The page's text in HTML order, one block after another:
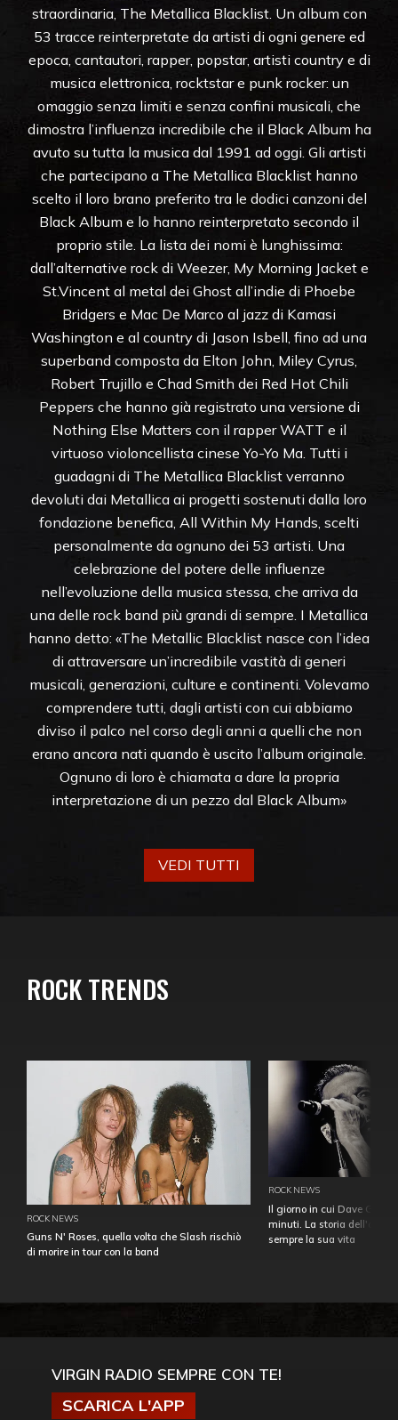
straordinaria, The Metallica Blacklist. Un album con
53 tracce reinterpretate da artisti di ogni genere ed
epoca, cantautori, rapper, popstar, artisti country e di
musica elettronica, rocktstar e punk rocker: un
omaggio senza limiti e senza confini musicali, che
dimostra l’influenza incredibile che il Black Album ha
avuto su tutta la musica dal 1991 ad oggi. Gli artisti
che partecipano a The Metallica Blacklist hanno
scelto il loro brano preferito tra le dodici canzoni del
Black Album e lo hanno reinterpretato secondo il
proprio stile. La lista dei nomi è lunghissima:
dall’alternative rock di Weezer, My Morning Jacket e
St.Vincent al metal dei Ghost all’indie di Phoebe
Bridgers e Mac De Marco al jazz di Kamasi
Washington e al country di Jason Isbell, fino ad una
superband composta da Elton John, Miley Cyrus,
Robert Trujillo e Chad Smith dei Red Hot Chili
Peppers che hanno già registrato una versione di
Nothing Else Matters con il rapper WATT e il
virtuoso violoncellista cinese Yo-Yo Ma. Tutti i
guadagni di The Metallica Blacklist verranno
devoluti dai Metallica ai progetti sostenuti dalla loro
fondazione benefica, All Within My Hands, scelti
personalmente da ognuno dei 53 artisti. Una
celebrazione del potere delle influenze
nell’evoluzione della musica stessa, che arriva da
una delle rock band più grandi di sempre. I Metallica
hanno detto: «The Metallic Blacklist nasce con l’idea
di attraversare un’incredibile vastità di generi
musicali, generazioni, culture e continenti. Volevamo
comprendere tutti, dagli artisti con cui abbiamo
diviso il palco nel corso degli anni a quelli che non
erano ancora nati quando è uscito l’album originale.
Ognuno di loro è chiamata a dare la propria
interpretazione di un pezzo dal Black Album»
VEDI TUTTI
ROCK TRENDS
ROCK NEWS
Guns N' Roses, quella volta che Slash rischiò
di morire in tour con la band
ROCK NEWS
Il giorno in cui Dave
minuti. La storia
sempre la sua vita
VIRGIN RADIO SEMPRE CON TE!
SCARICA L'APP